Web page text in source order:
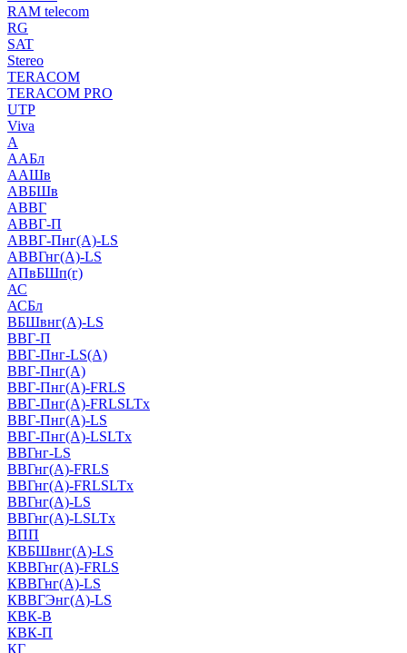
RAM telecom
RG
SAT
Stereo
TERACOM
TERACOM PRO
UTP
Viva
А
ААБл
ААШв
АВБШв
АВВГ
АВВГ-П
АВВГ-Пнг(А)-LS
АВВГнг(А)-LS
АПвБШп(г)
АС
АСБл
ВБШвнг(А)-LS
ВВГ-П
ВВГ-Пнг-LS(А)
ВВГ-Пнг(А)
ВВГ-Пнг(А)-FRLS
ВВГ-Пнг(А)-FRLSLTx
ВВГ-Пнг(А)-LS
ВВГ-Пнг(А)-LSLTx
ВВГнг-LS
ВВГнг(А)-FRLS
ВВГнг(А)-FRLSLTx
ВВГнг(А)-LS
ВВГнг(А)-LSLTx
ВПП
КВБШвнг(А)-LS
КВВГнг(А)-FRLS
КВВГнг(А)-LS
КВВГЭнг(А)-LS
КВК-В
КВК-П
КГ